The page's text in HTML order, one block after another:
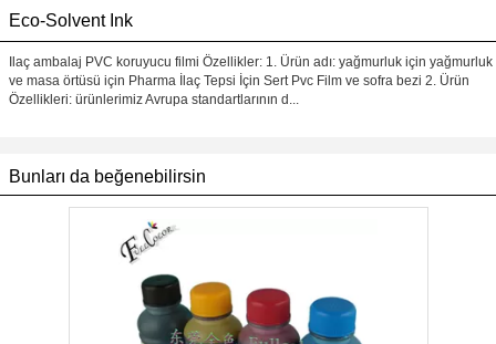
Eco-Solvent Ink
Ilaç ambalaj PVC koruyucu filmi Özellikler: 1. Ürün adı: yağmurluk için yağmurluk
ve masa örtüsü için Pharma İlaç Tepsi İçin Sert Pvc Film ve sofra bezi 2. Ürün
Özellikleri: ürünlerimiz Avrupa standartlarının d...
Bunları da beğenebilirsin